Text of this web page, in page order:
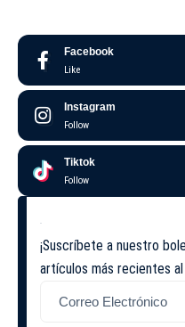
Facebook
Like
Instagram
Follow
Tiktok
Follow
¡Suscríbete a nuestro
artículos más recientes